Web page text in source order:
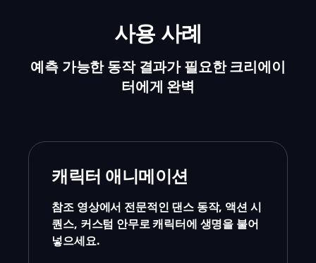
사용 사례
예측 가능한 동작 결과가 필요한 크리에이
터에게 완벽
캐릭터 애니메이션
참조 영상에서 전문적인 댄스 동작, 액션 시
퀀스, 커스텀 안무로 캐릭터에 생명을 불어
넣으세요.